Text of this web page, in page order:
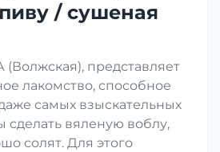
/ сушеная
представляет
лакомство, способное
самых взыскательных
сделать вяленую воблу,
солят. Для этого